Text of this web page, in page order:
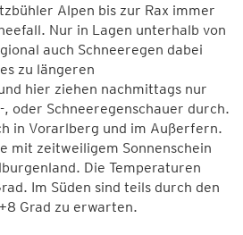
Alpen bis zur Rax immer
Nur in Lagen unterhalb von
auch Schneeregen dabei
zu längeren
hier ziehen nachmittags nur
oder Schneeregenschauer durch.
in Vorarlberg und im Außerfern.
mit zeitweiligem Sonnenschein
Die Temperaturen
Im Süden sind teils durch den
Grad zu erwarten.